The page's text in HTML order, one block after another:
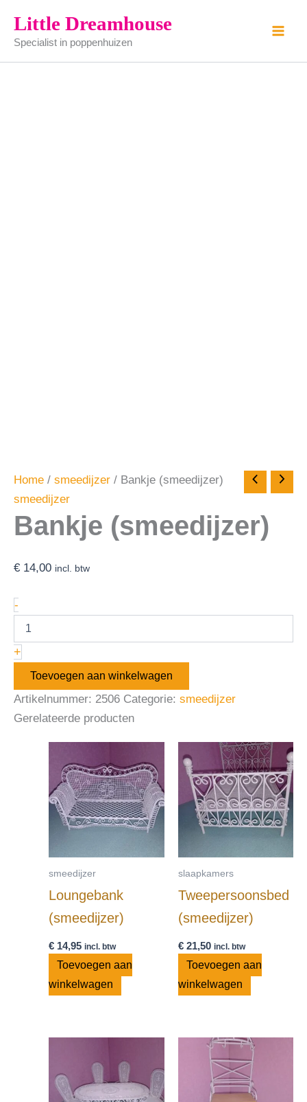
naar
inhoud
Little Dreamhouse
Specialist in poppenhuizen
Home / smeedijzer / Bankje (smeedijzer)
smeedijzer
Bankje (smeedijzer)
€ 14,00 incl. btw
-
(smeedijzer)
aantal
+
Toevoegen aan winkelwagen
Artikelnummer: 2506 Categorie: smeedijzer
Gerelateerde producten
smeedijzer
Loungebank
(smeedijzer)
€ 14,95 incl. btw
Toevoegen aan
winkelwagen
slaapkamers
Tweepersoonsbed
(smeedijzer)
€21,50 incl. btw
Toevoegen aan
winkelwagen